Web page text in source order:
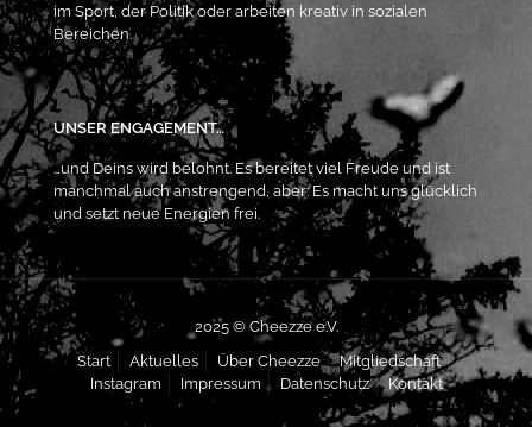
im Sport, der Politik oder arbeiten kreativ in sozialen
Bereichen.
UNSER ENGAGEMENT…
…und Deins wird belohnt. Es bereitet viel Freude und ist
manchmal auch anstrengend, aber: Es macht uns glücklich
und setzt neue Energien frei.
2025 © Cheezze e.V.
Start
Aktuelles Über Cheezze
Mitgliedschaft
Instagram
Impressum Datenschutz Kontakt